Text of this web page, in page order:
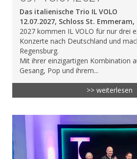
Das italienische Trio IL VOLO
12.07.2027, Schloss St. Emmeram,
2027 kommen IL VOLO für nur drei
Konzerte nach Deutschland und
Regensburg.
Mit ihrer einzigartigen Kombination
Gesang, Pop und ihrem...
>> weiterlesen